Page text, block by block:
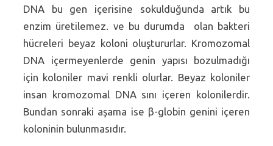
DNA bu gen içerisine sokulduğunda artık bu
enzim üretilemez. ve bu durumda olan bakteri
hücreleri beyaz koloni oluştururlar. Kromozomal
DNA içermeyenlerde genin yapısı bozulmadığı
için koloniler mavi renkli olurlar. Beyaz koloniler
insan kromozomal DNA sını içeren kolonilerdir.
Bundan sonraki aşama ise β-globin genini içeren
koloninin bulunmasıdır.